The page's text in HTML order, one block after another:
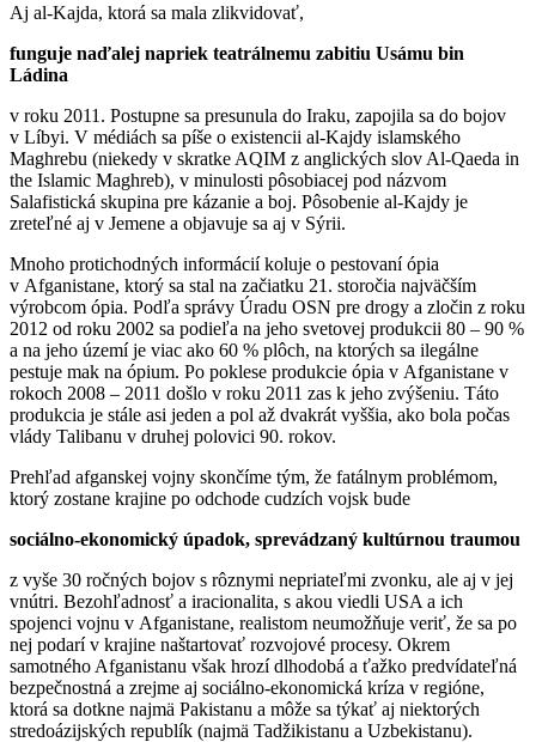
Aj al-Kajda, ktorá sa mala zlikvidovať,
funguje naďalej napriek teatrálnemu zabitiu Usámu bin
Ládina
v roku 2011. Postupne sa presunula do Iraku, zapojila sa do bojov
v Líbyi. V médiách sa píše o existencii al-Kajdy islamského
Maghrebu (niekedy v skratke AQIM z anglických slov Al-Qaeda in
the Islamic Maghreb), v minulosti pôsobiacej pod názvom
Salafistická skupina pre kázanie a boj. Pôsobenie al-Kajdy je
zreteľné aj v Jemene a objavuje sa aj v Sýrii.
Mnoho protichodných informácií koluje o pestovaní ópia
v Afganistane, ktorý sa stal na začiatku 21. storočia najväčším
výrobcom ópia. Podľa správy Úradu OSN pre drogy a zločin z roku
2012 od roku 2002 sa podieľa na jeho svetovej produkcii 80 – 90 %
a na jeho území je viac ako 60 % plôch, na ktorých sa ilegálne
pestuje mak na ópium. Po poklese produkcie ópia v Afganistane v
rokoch 2008 – 2011 došlo v roku 2011 zas k jeho zvýšeniu. Táto
produkcia je stále asi jeden a pol až dvakrát vyššia, ako bola počas
vlády Talibanu v druhej polovici 90. rokov.
Prehľad afganskej vojny skončíme tým, že fatálnym problémom,
ktorý zostane krajine po odchode cudzích vojsk bude
sociálno-ekonomický úpadok, sprevádzaný kultúrnou traumou
z vyše 30 ročných bojov s rôznymi nepriateľmi zvonku, ale aj v jej
vnútri. Bezohľadnosť a iracionalita, s akou viedli USA a ich
spojenci vojnu v Afganistane, realistom neumožňuje veriť, že sa po
nej podarí v krajine naštartovať rozvojové procesy. Okrem
samotného Afganistanu však hrozí dlhodobá a ťažko predvídateľná
bezpečnostná a zrejme aj sociálno-ekonomická kríza v regióne,
ktorá sa dotkne najmä Pakistanu a môže sa týkať aj niektorých
stredoázijských republík (najmä Tadžikistanu a Uzbekistanu).